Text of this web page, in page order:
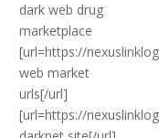
dark web drug
marketplace
[url=https://
web market
urls[/url]
[url=https://